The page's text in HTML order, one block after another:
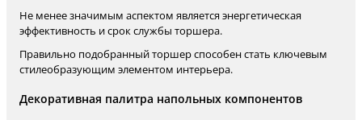
Не менее значимым аспектом является энергетическая
эффективность и срок службы торшера.
Правильно подобранный торшер способен стать ключевым
стилеобразующим элементом интерьера.
Декоративная палитра напольных компонентов